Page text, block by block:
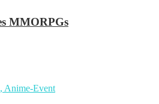
MMORPGs